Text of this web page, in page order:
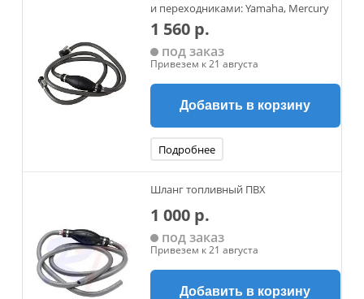
и переходниками: Yamaha, Mercury
1 560 р.
под заказ
Привезем к 21 августа
Добавить в корзину
Подробнее
Шланг топливный ПВХ
1 000 р.
под заказ
Привезем к 21 августа
Добавить в корзину